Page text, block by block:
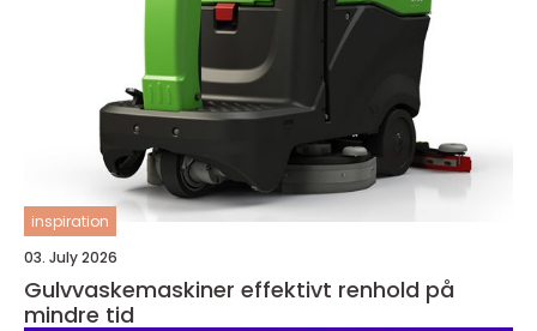
inspiration
03. July 2026
Gulvvaskemaskiner effektivt renhold på
mindre tid